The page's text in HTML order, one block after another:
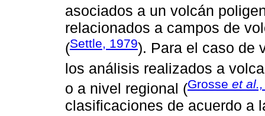
asociados a un volcán
relacionados a campos de
(Settle, 1979). Para el caso de
los análisis realizados a
o a nivel regional (Grosse et al.,
clasificaciones de acuerdo a